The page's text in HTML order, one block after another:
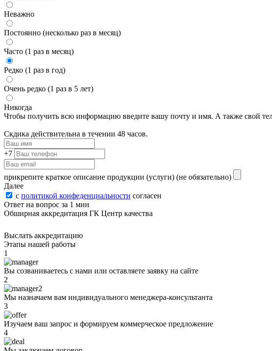
Неважно
Постоянно (несколько раз в месяц)
Часто (1 раз в месяц)
Редко (1 раз в год)
Очень редко (1 раз в 5 лет)
Никогда
Чтобы получить всю информацию введите вашу почту и имя. А также свой
Скдика действительна в течении 48 часов.
+7
прикрепите краткое описание продукции (услуги) (не обязательно)
Далее
с политикой конфеденциальности согласен
Ответ на вопрос за 1 мин
Обширная аккредитация ГК Центр качества
Выслать аккредитацию
Этапы нашей работы
1
Вы созваниваетесь с нами или оставляете заявку на сайте
2
Мы назначаем вам индивидуального менеджера-консультанта
3
Изучаем ваш запрос и формируем коммерческое предложение
4